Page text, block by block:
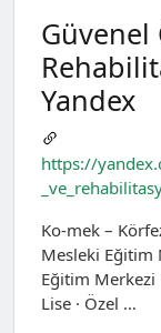
Güvenel
Yandex
https://
Ko-mek –
Mesleki Eğitim
Eğitim Merkezi
Lise · Özel …